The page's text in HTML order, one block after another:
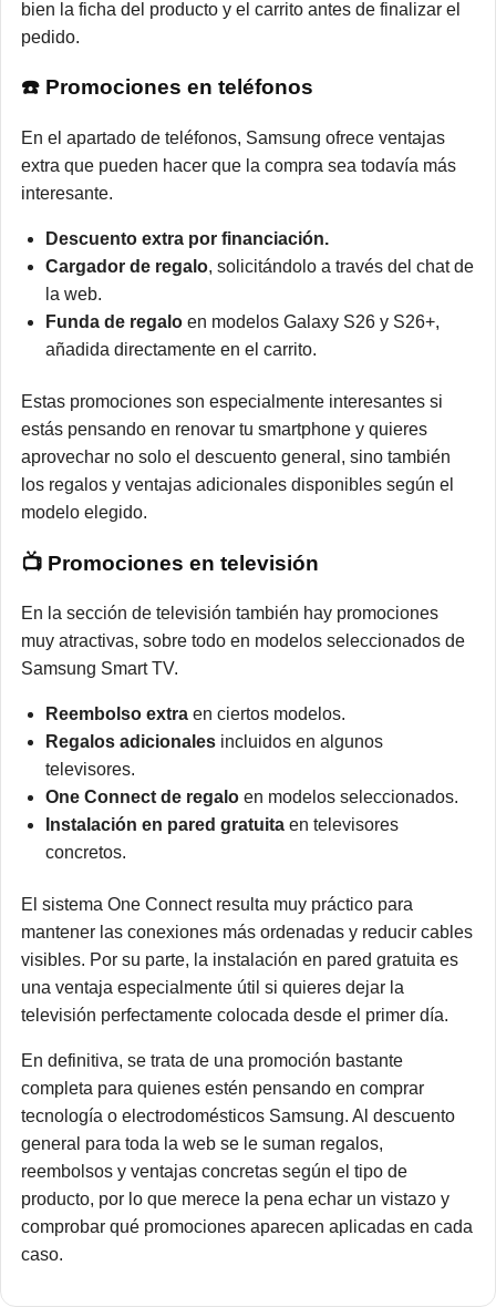
bien la ficha del producto y el carrito antes de finalizar el
pedido.
☎️ Promociones en teléfonos
En el apartado de teléfonos, Samsung ofrece ventajas
extra que pueden hacer que la compra sea todavía más
interesante.
Descuento extra por financiación.
Cargador de regalo, solicitándolo a través del chat de
la web.
Funda de regalo en modelos Galaxy S26 y S26+,
añadida directamente en el carrito.
Estas promociones son especialmente interesantes si
estás pensando en renovar tu smartphone y quieres
aprovechar no solo el descuento general, sino también
los regalos y ventajas adicionales disponibles según el
modelo elegido.
📺 Promociones en televisión
En la sección de televisión también hay promociones
muy atractivas, sobre todo en modelos seleccionados de
Samsung Smart TV.
Reembolso extra en ciertos modelos.
Regalos adicionales incluidos en algunos
televisores.
One Connect de regalo en modelos seleccionados.
Instalación en pared gratuita en televisores
concretos.
El sistema One Connect resulta muy práctico para
mantener las conexiones más ordenadas y reducir cables
visibles. Por su parte, la instalación en pared gratuita es
una ventaja especialmente útil si quieres dejar la
televisión perfectamente colocada desde el primer día.
En definitiva, se trata de una promoción bastante
completa para quienes estén pensando en comprar
tecnología o electrodomésticos Samsung. Al descuento
general para toda la web se le suman regalos,
reembolsos y ventajas concretas según el tipo de
producto, por lo que merece la pena echar un vistazo y
comprobar qué promociones aparecen aplicadas en cada
caso.